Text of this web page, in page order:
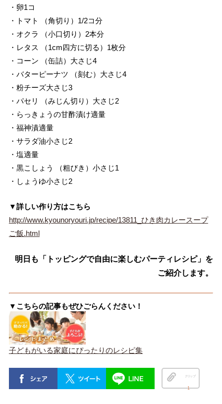
・卵1コ
・トマト （角切り）1/2コ分
・オクラ （小口切り）2本分
・レタス （1cm四方に切る）1枚分
・コーン （缶詰）大さじ4
・バターピーナツ （刻む）大さじ4
・粉チーズ大さじ3
・パセリ （みじん切り）大さじ2
・らっきょうの甘酢漬け適量
・福神漬適量
・サラダ油小さじ2
・塩適量
・黒こしょう （粗びき）小さじ1
・しょうゆ小さじ2
▼詳しい作り方はこちら
http://www.kyounoryouri.jp/recipe/13811_ひき肉カレースープ
ご飯.html
明日も「トッピングで自由に楽しむパーティレシピ」を
ご紹介します。
▼こちらの記事もぜひごらんください！
子どもがいる家庭にぴったりのレシピ集
クリップ
1